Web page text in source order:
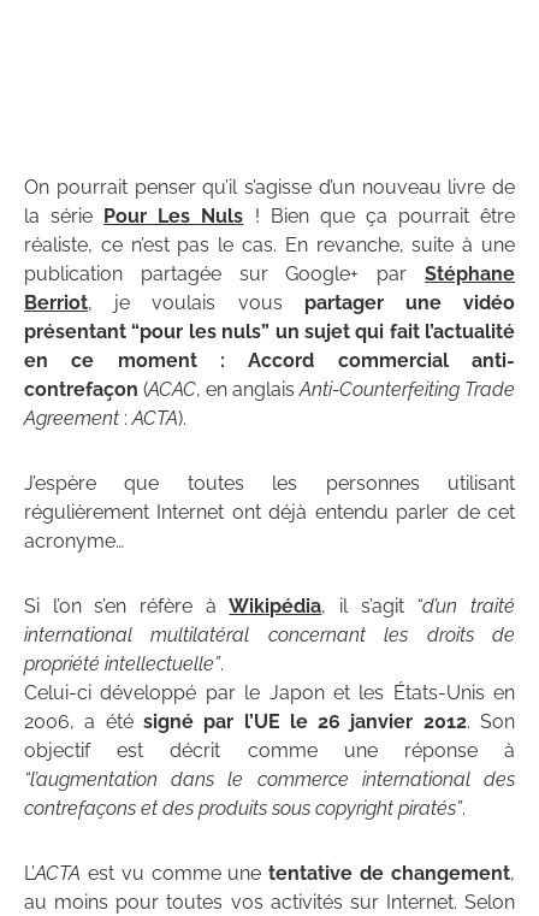
On pourrait penser qu’il s’agisse d’un nouveau livre de
la série
Pour Les Nuls ! Bien que ça pourrait être
réaliste, ce n’est pas le cas. En revanche, suite à une
publication partagée sur Google+ par Stéphane
Berriot, je voulais vous partager une vidéo
présentant “pour les nuls” un sujet qui fait l’actualité
en ce moment : Accord commercial anti-
contrefaçon (ACAC, en anglaisAnti-Counterfeiting Trade
Agreement :ACTA).
J’espère que toutes les personnes utilisant
régulièrement Internet ont déjà entendu parler de cet
acronyme…
Si l’on s’en réfère àWikipédia, il s’agit “d’un traité
international multilatéral concernant les droits de
propriété intellectuelle”.
Celui-ci développé par le Japon et les États-Unis en
2006, a été signé par l’UE le 26 janvier 2012. Son
objectif est décrit comme une réponse à
“l’augmentation dans le commerce international des
contrefaçons et des produits sous copyright piratés”.
L’ACTA est vu comme unetentative de changement,
au moins pour toutes vos activités sur Internet. Selon